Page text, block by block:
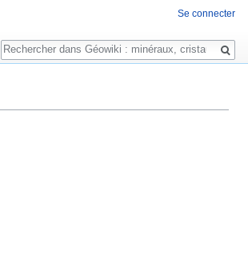
Se connecter
Rechercher